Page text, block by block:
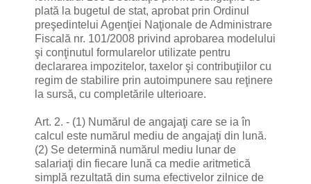
plată la bugetul de stat, aprobat prin Ordinul
preşedintelui Agenţiei Naţionale de Administrare
Fiscală nr. 101/2008 privind aprobarea modelului
şi conţinutul formularelor utilizate pentru
declararea impozitelor, taxelor şi contribuţiilor cu
regim de stabilire prin autoimpunere sau reţinere
la sursă, cu completările ulterioare.
Art. 2. - (1) Numărul de angajaţi care se ia în
calcul este numărul mediu de angajaţi din lună.
(2) Se determină numărul mediu lunar de
salariaţi din fiecare lună ca medie aritmetică
simplă rezultată din suma efectivelor zilnice de